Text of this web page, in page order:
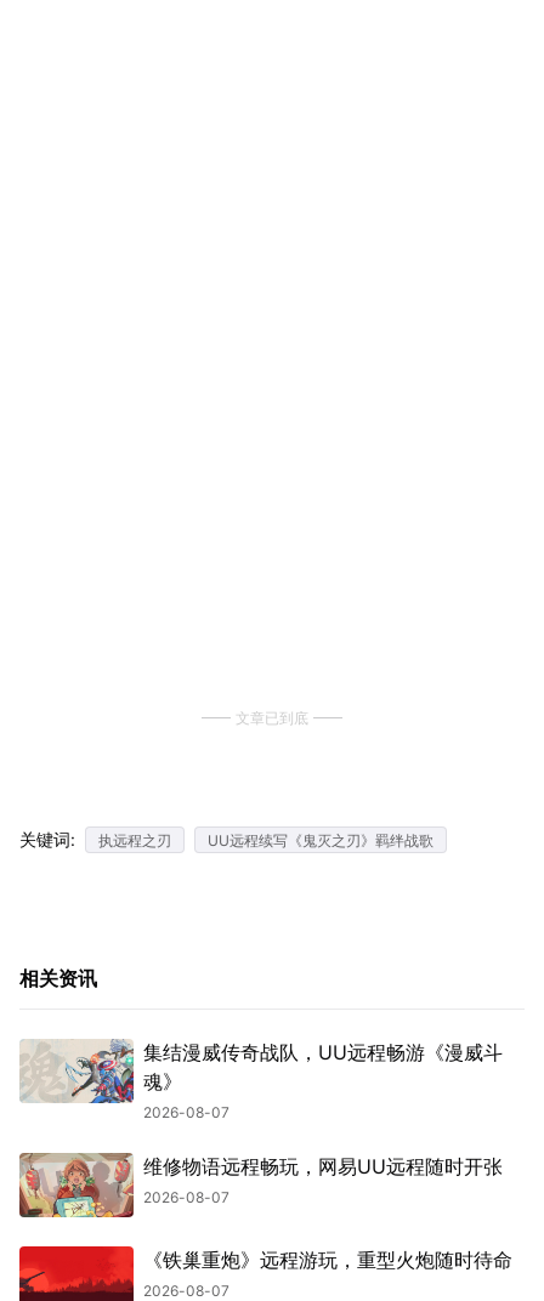
文章已到底
关键词: 执远程之刃 UU远程续写《鬼灭之刃》羁绊战歌
相关资讯
集结漫威传奇战队，UU远程畅游《漫威斗
魂》
2026-08-07
维修物语远程畅玩，网易UU远程随时开张
2026-08-07
《铁巢重炮》远程游玩，重型火炮随时待命
2026-08-07